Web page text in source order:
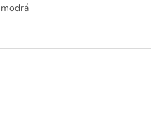
modrá